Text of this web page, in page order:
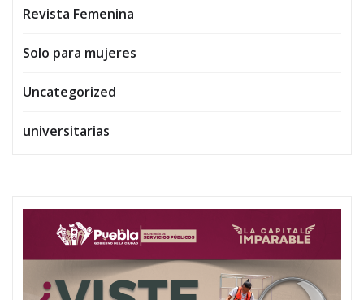
Revista Femenina
Solo para mujeres
Uncategorized
universitarias